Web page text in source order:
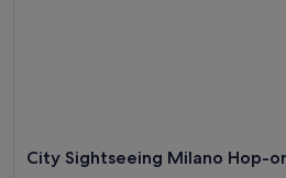
City Sightseeing Milano Hop-